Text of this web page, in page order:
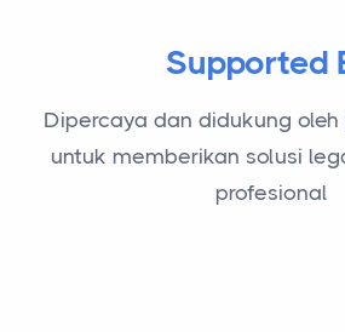
Supported
Dipercaya dan didukung
untuk memberikan solusi
profesional